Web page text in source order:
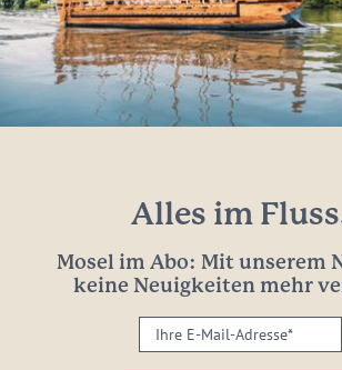
Alles im
Mosel im Abo: Mit unserem
keine Neuigkeiten mehr
Ihre
E-